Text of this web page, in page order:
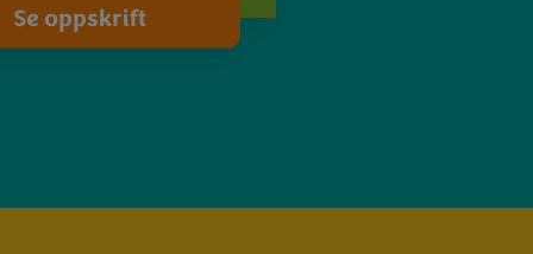
Se oppskrift